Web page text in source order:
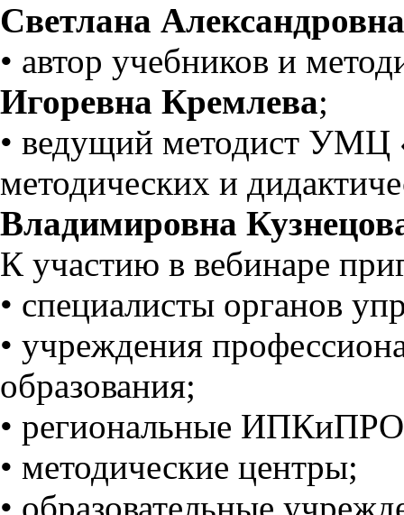
Светлана
• автор учебников и
Игоревна Кремлева;
• ведущий методист УМЦ
методических и
Владимировна
К участию в вебинаре
• специалисты органов
• учреждения
образования;
• региональные
• методические центры;